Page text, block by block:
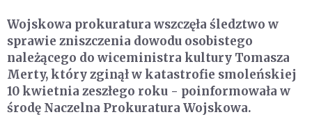
Wojskowa prokuratura wszczęła śledztwo w
sprawie zniszczenia dowodu osobistego
należącego do wiceministra kultury Tomasza
Merty, który zginął w katastrofie smoleńskiej
10 kwietnia zeszłego roku - poinformowała w
środę Naczelna Prokuratura Wojskowa.